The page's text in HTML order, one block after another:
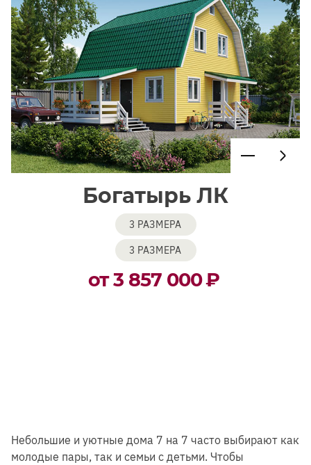
Богатырь ЛК
3 РАЗМЕРА
3 РАЗМЕРА
от 3 857 000₽
Небольшие и уютные дома 7 на 7 часто выбирают как
молодые пары, так и семьи с детьми. Чтобы